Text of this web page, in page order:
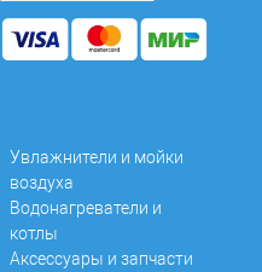
Увлажнители и мойки
воздуха
Водонагреватели и
котлы
Аксессуары и запчасти